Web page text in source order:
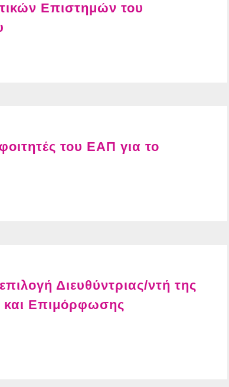
Επιστημών του
του ΕΑΠ για το
Διευθύντριας/ντή της
και Επιμόρφωσης